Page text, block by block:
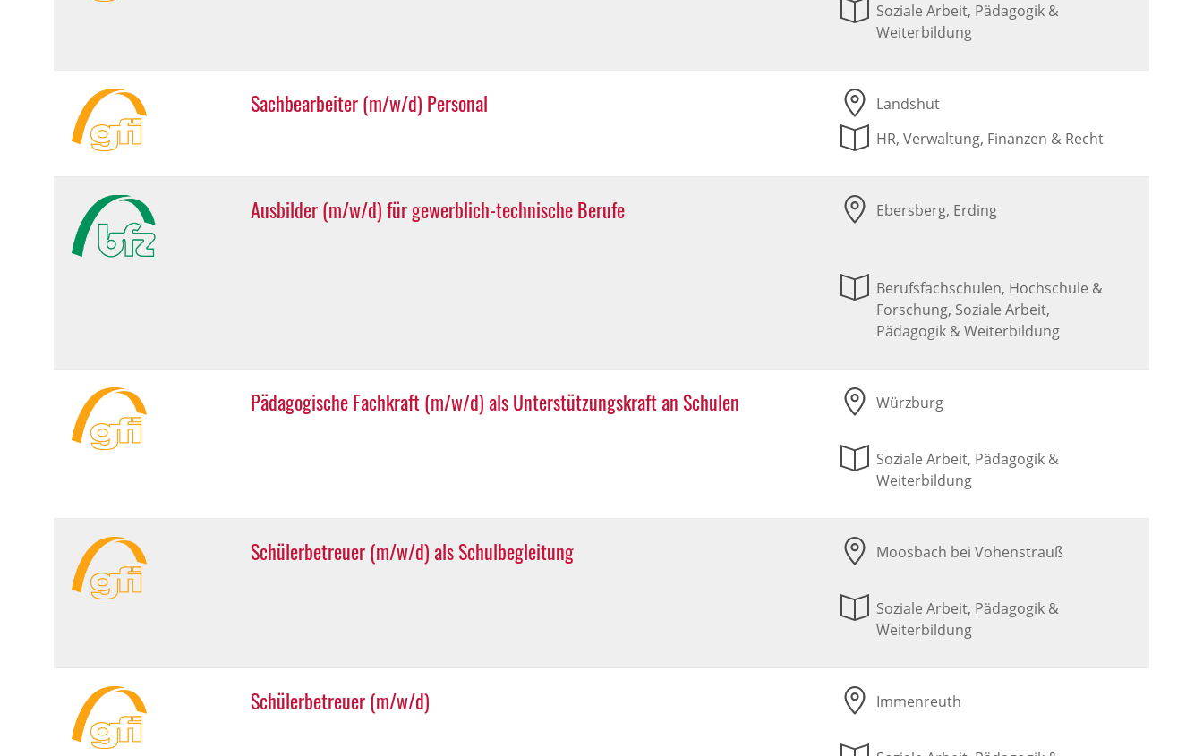
Soziale Arbeit, Pädagogik &
Weiterbildung
Sachbearbeiter (m/w/d) Personal
Landshut
HR, Verwaltung, Finanzen & Recht
Ausbilder (m/w/d) für gewerblich-technische Berufe Ebersberg, Erding
Berufsfachschulen, Hochschule &
Forschung, Soziale Arbeit,
Pädagogik & Weiterbildung
Pädagogische Fachkraft (m/w/d) als Unterstützungskraft an Schulen Würzburg
Soziale Arbeit, Pädagogik &
Weiterbildung
Schülerbetreuer (m/w/d) als Schulbegleitung Moosbach bei Vohenstrauß
Soziale Arbeit, Pädagogik &
Weiterbildung
Schülerbetreuer (m/w/d) Immenreuth